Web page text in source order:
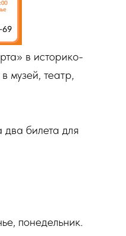
в историко-
музей, театр,
билета для
понедельник.